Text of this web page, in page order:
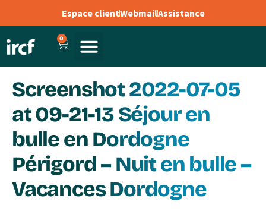
Espace clientWebmailAssistance
0
Screenshot 2022-07-05
at 09-21-13 Séjour en
bulle en Dordogne
Périgord – Nuit en bulle –
Vacances Dordogne